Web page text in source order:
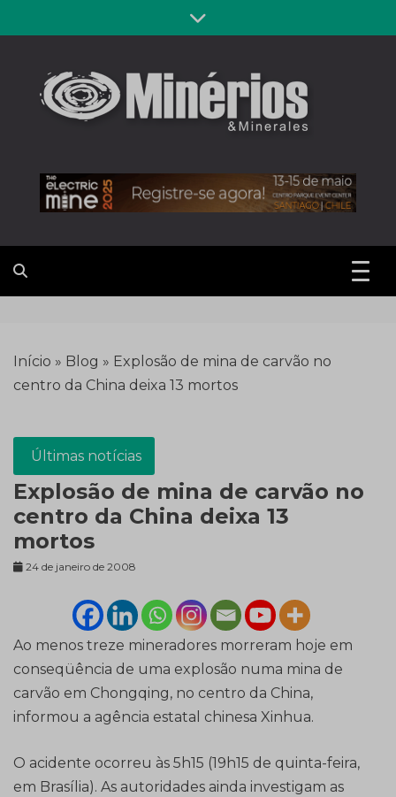
to
Revista
Minérios &
Minerales
Início » Blog » Explosão de mina de carvão no
centro da China deixa 13 mortos
Últimas notícias
Explosão de mina de carvão no
centro da China deixa 13
mortos
24 de janeiro de 2008
Ao menos treze mineradores morreram hoje em
conseqüência de uma explosão numa mina de
carvão em Chongqing, no centro da China,
informou a agência estatal chinesa Xinhua.
O acidente ocorreu às 5h15 (19h15 de quinta-feira,
em Brasília). As autoridades ainda investigam as